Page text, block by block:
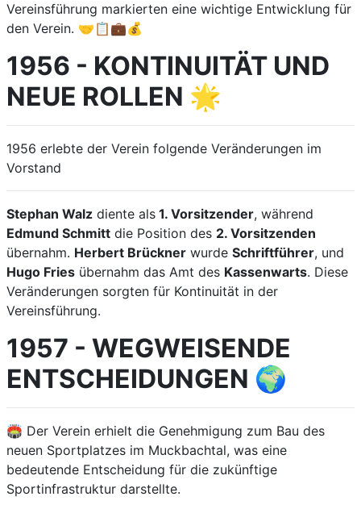
Vereinsführung markierten eine wichtige Entwicklung für
den Verein. 🤝📋💼💰
1956 - KONTINUITÄT UND
NEUE ROLLEN 🌟
1956 erlebte der Verein folgende Veränderungen im
Vorstand
Stephan Walz diente als 1. Vorsitzender, während
Edmund Schmitt die Position des 2. Vorsitzenden
übernahm. Herbert Brückner wurde Schriftführer, und
Hugo Fries übernahm das Amt des Kassenwarts. Diese
Veränderungen sorgten für Kontinuität in der
Vereinsführung.
1957 - WEGWEISENDE
ENTSCHEIDUNGEN 🌍
🏟️ Der Verein erhielt die Genehmigung zum Bau des
neuen Sportplatzes im Muckbachtal, was eine
bedeutende Entscheidung für die zukünftige
Sportinfrastruktur darstellte.